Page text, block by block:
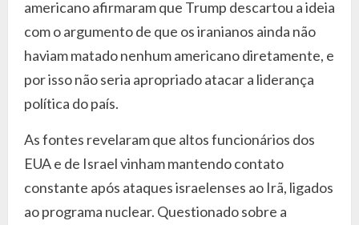
americano afirmaram que Trump descartou a ideia
com o argumento de que os iranianos ainda não
haviam matado nenhum americano diretamente, e
por isso não seria apropriado atacar a liderança
política do país.
As fontes revelaram que altos funcionários dos
EUA e de Israel vinham mantendo contato
constante após ataques israelenses ao Irã, ligados
ao programa nuclear. Questionado sobre a